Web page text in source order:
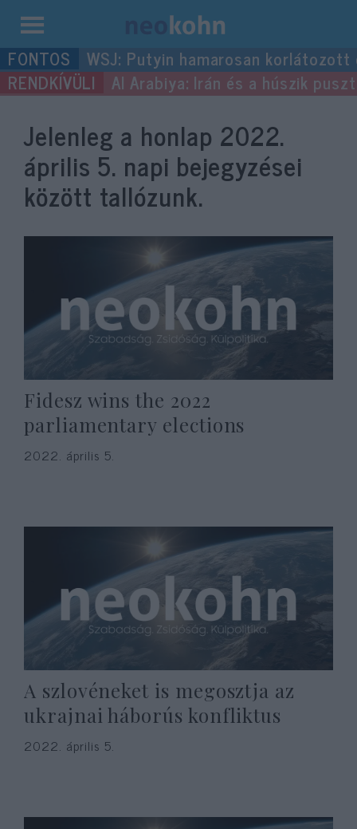
Kilépés
a
tartalomba
WSJ: Putyin hamarosan
Al Arabiya: Irán és a húszik
Jelenleg a honlap 2022.
április 5. napi bejegyzései
között tallózunk.
Fidesz wins the 2022
parliamentary elections
2022. április 5.
A szlovéneket is megosztja az
ukrajnai háborús konfliktus
2022. április 5.